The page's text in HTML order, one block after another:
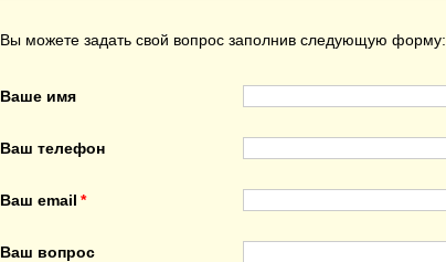
Вы можете задать свой вопрос заполнив следующую форму:
Ваше имя
Ваш телефон
Ваш email
Ваш вопрос